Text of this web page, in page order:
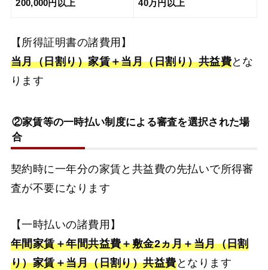
200,000円以上 40万円以上
【所得証明書の諸費用】
当月（日割り）家賃＋当月（日割り）共益費とな
ります
②家賃等の一時払い制度による審査を選択された場
合
契約時に一年分の家賃と共益費の先払いで所得審
査が不要になります
【一時払いの諸費用】
年間家賃＋年間共益費＋敷金2ヵ月＋当月（日割
り）家賃＋当月（日割り）共益費となります